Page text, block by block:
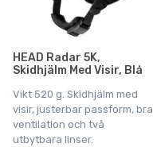
HEAD Radar 5K,
Skidhjälm Med Visir, Blå
Vikt 520 g. Skidhjälm med
visir, justerbar passform, bra
ventilation och två
utbytbara linser.